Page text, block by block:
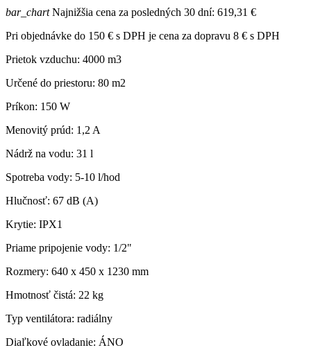
bar_chartNajnižšia cena za posledných 30 dní: 619,31 €
Pri objednávke do 150 € s DPH je cena za dopravu 8 € s DPH
Prietok vzduchu: 4000 m3
Určené do priestoru: 80 m2
Príkon: 150 W
Menovitý prúd: 1,2 A
Nádrž na vodu: 31 l
Spotreba vody: 5-10 l/hod
Hlučnosť: 67 dB (A)
Krytie: IPX1
Priame pripojenie vody: 1/2"
Rozmery: 640 x 450 x 1230 mm
Hmotnosť čistá: 22 kg
Typ ventilátora: radiálny
Diaľkové ovladanie: ÁNO